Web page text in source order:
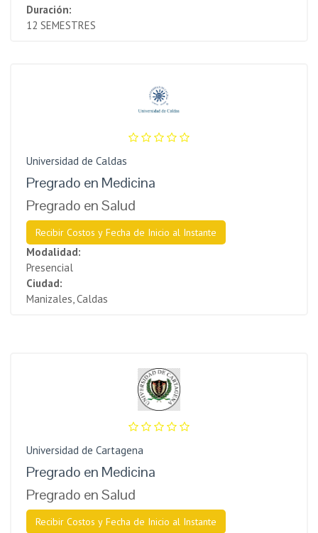
Duración:
12 SEMESTRES
Universidad de Caldas
Pregrado en Medicina
Pregrado en Salud
Recibir Costos y Fecha de Inicio al Instante
Modalidad:
Presencial
Ciudad:
Manizales, Caldas
Universidad de Cartagena
Pregrado en Medicina
Pregrado en Salud
Recibir Costos y Fecha de Inicio al Instante